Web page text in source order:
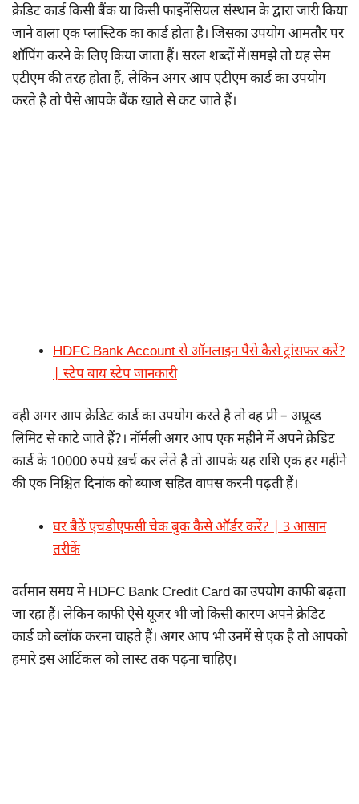
क्रेडिट कार्ड किसी बैंक या किसी फाइनेंसियल संस्थान के द्वारा जारी किया
जाने वाला एक प्लास्टिक का कार्ड होता है। जिसका उपयोग आमतौर पर
शॉपिंग करने के लिए किया जाता हैं। सरल शब्दों में।समझे तो यह सेम
एटीएम की तरह होता हैं, लेकिन अगर आप एटीएम कार्ड का उपयोग
करते है तो पैसे आपके बैंक खाते से कट जाते हैं।
HDFC Bank Account से ऑनलाइन पैसे कैसे ट्रांसफर करें?
| स्टेप बाय स्टेप जानकारी
वही अगर आप क्रेडिट कार्ड का उपयोग करते है तो वह प्री – अप्रूव्ड
लिमिट से काटे जाते हैं?। नॉर्मली अगर आप एक महीने में अपने क्रेडिट
कार्ड के 10000 रुपये ख़र्च कर लेते है तो आपके यह राशि एक हर महीने
की एक निश्चित दिनांक को ब्याज सहित वापस करनी पढ़ती हैं।
घर बैठें एचडीएफसी चेक बुक कैसे ऑर्डर करें? | 3 आसान
तरीकें
वर्तमान समय मे HDFC Bank Credit Card का उपयोग काफी बढ़ता
जा रहा हैं। लेकिन काफी ऐसे यूजर भी जो किसी कारण अपने क्रेडिट
कार्ड को ब्लॉक करना चाहते हैं। अगर आप भी उनमें से एक है तो आपको
हमारे इस आर्टिकल को लास्ट तक पढ़ना चाहिए।